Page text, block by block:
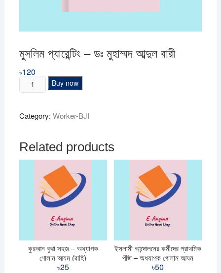
মুসলিম প্যারেন্টিং – ডঃ মুহাম্মদ আব্দুল বারী
৳120
মুসলিম
প্যারেন্টিং
ডঃ
আব্দুল
বারী
Buy now
Category: Worker-BJI
Related products
কুরআন বুঝা সহজ – অধ্যাপক
গোলাম আযম (রাহি)
৳25
ইসলামী আন্দোলনের কর্মীদের প্রাথমিক
পুঁজি – অধ্যাপক গোলাম আযম
(রাহি.)
৳50